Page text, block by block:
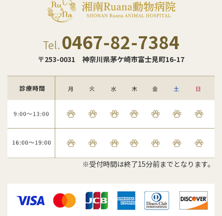
Tel. 0467-82-7384
〒253-0031 神奈川県茅ケ崎市富士見町16-17
※受付時間は終了15分前までとなります。